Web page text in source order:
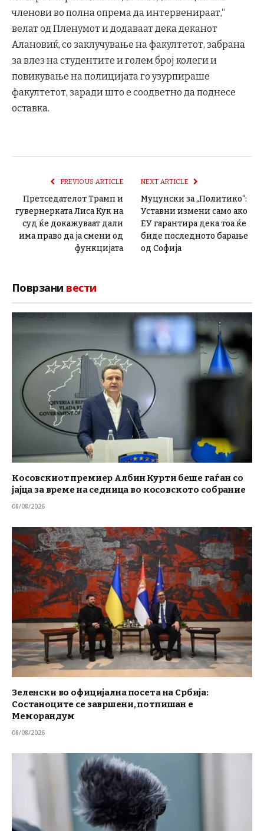
членови во полна опрема да интервенираат,“
велат од Пленумот и додаваат дека деканот
Алановиќ, со заклучување на факултетот, забрана
за влез на студентите и голем број колеги и
повикување на полицијата го узурпираше
факултетот, заради што е соодветно да поднесе
оставка.
PREVIOUS ARTICLE
Претседателот Трамп и
гувернерката Лиса Кук на
суд ќе докажуваат дали
има право да ја смени од
функцијата
NEXT ARTICLE
Муцунски за „Политико“:
Уставни измени само ако
ЕУ гарантира дека тоа ќе
биде последното барање
од Софија
Поврзани вести
Косовскиот премиер Албин Курти беше гаѓан со
јајца за време на седница во косовското собрание
08/08/2026
Зеленски во официјална посета на Србија:
Состаноците се завршени, потпишан е
Меморандум
08/08/2026